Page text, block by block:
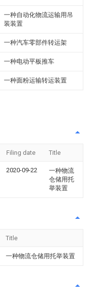
一种自动化物流运输用吊
装装置
一种汽车零部件转运架
一种电动平板推车
一种面粉运输转运装置
Filing date Title
2020-09-22
一种物流
仓储用托
举装置
Title
一种物流仓储用托举装置